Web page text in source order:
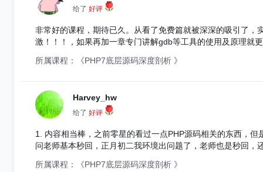
给了 好评
非常好的课程，期待已久。从看了免费篇就被深深的吸引了
激！！！，如果再加一章专门讲解gdb等工具的使用及原理就
所属课程：《PHP7底层源码深度剖析 》
Harvey_hw
给了 好评
1. 内容相当棒，之前零星的看过一点PHP源码相关的东西，
问老师基本秒回，正月初二我环境出问题了，老师也是秒回
所属课程：《PHP7底层源码深度剖析 》